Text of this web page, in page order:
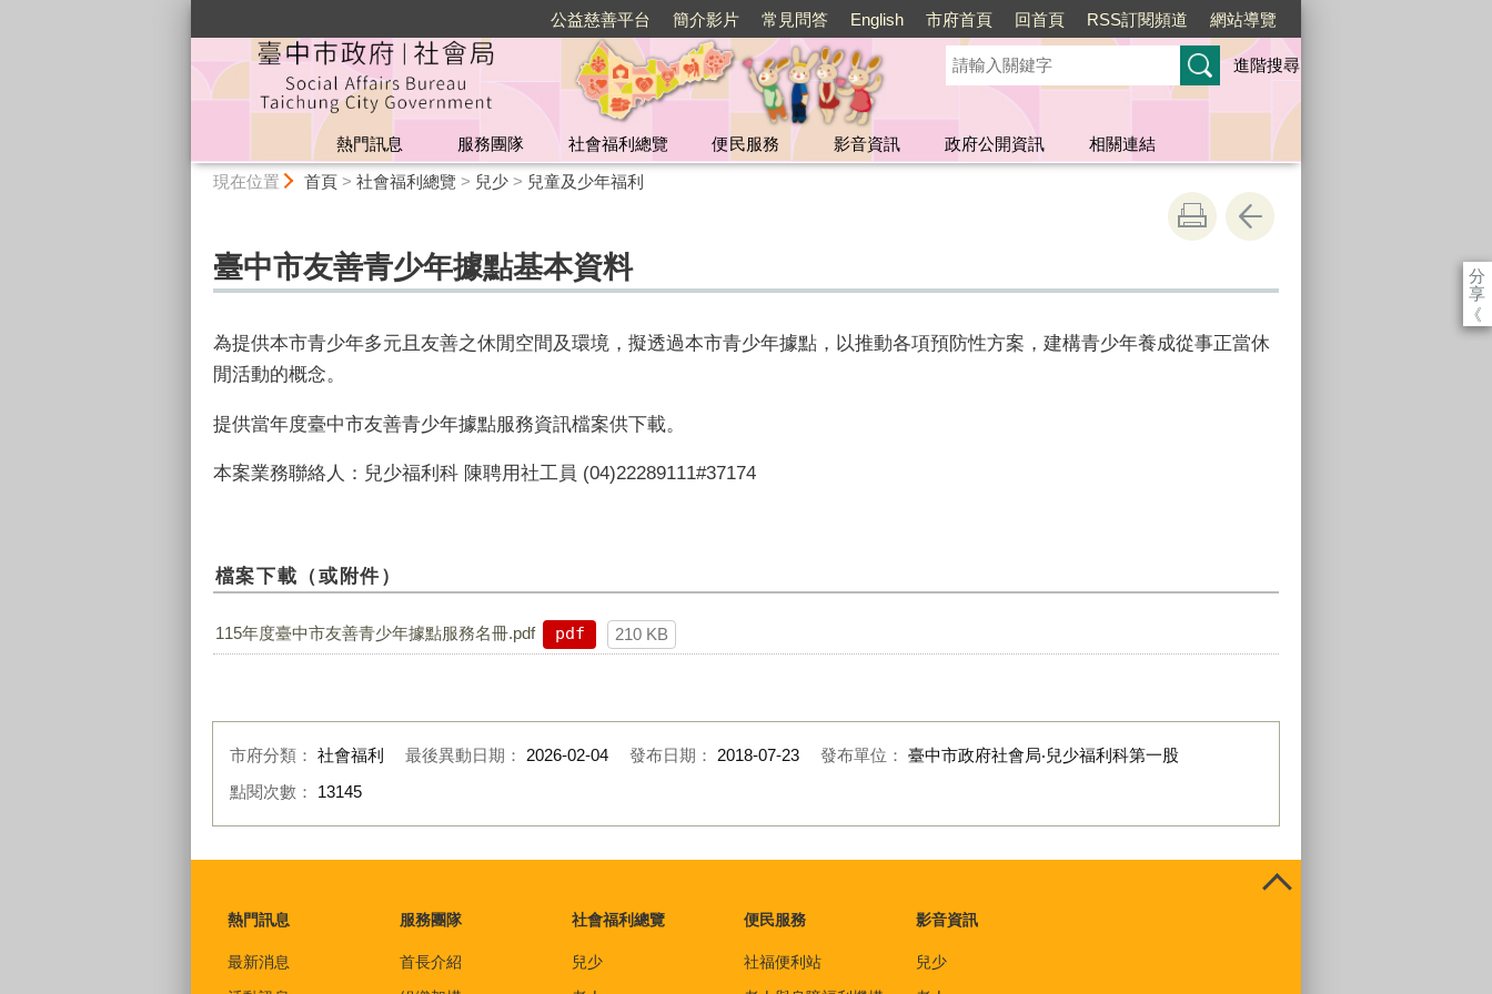
公益慈善平台 簡介影片 常見問答 English 市府首頁 回首頁 RSS訂閱頻道 網站導覽
進階搜尋
熱門訊息 服務團隊 社會福利總覽 便民服務 影音資訊 政府公開資訊
相關連結
現在位置 首頁> 社會福利總覽 > 兒少> 兒童及少年福利
分
享
《
臺中市友善青少年據點基本資料
為提供本市青少年多元且友善之休閒空間及環境，擬透過本市青少年據點，以推動各項預防性方案，建構青少年養成從事正當休
閒活動的概念。
提供當年度臺中市友善青少年據點服務資訊檔案供下載。
本案業務聯絡人：兒少福利科 陳聘用社工員 (04)22289111#37174
檔案下載（或附件）
115年度臺中市友善青少年據點服務名冊.pdf pdf 210 KB
市府分類： 社會福利 最後異動日期： 2026-02-04 發布日期： 2018-07-23 發布單位： 臺中市政府社會局‧兒少福利科第一股
點閱次數： 13145
熱門訊息
最新消息
服務團隊
首長介紹
社會福利總覽
兒少
便民服務
社福便利站
影音資訊
兒少